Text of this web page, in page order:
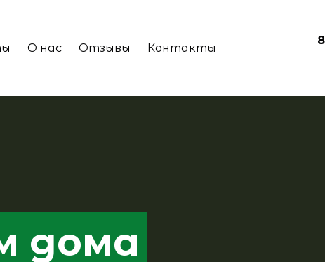
О нас Отзывы Контакты
дома